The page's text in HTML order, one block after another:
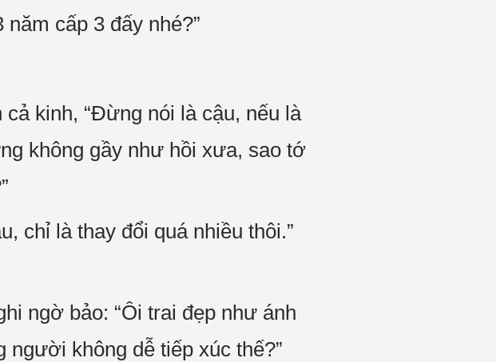
cấp 3 đấy nhé?”
cả kinh, “Đừng nói là cậu, nếu là
không gầy như hồi xưa, sao tớ
chỉ là thay đổi quá nhiều thôi.”
ngờ bảo: “Ôi trai đẹp như ánh
không dễ tiếp xúc thế?”